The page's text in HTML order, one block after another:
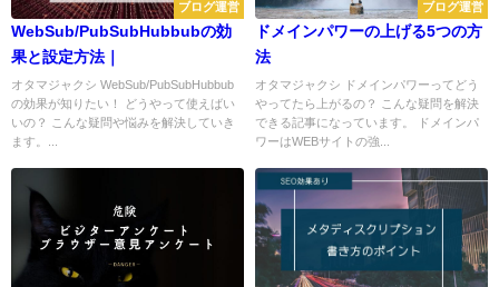
ブログ運営
WebSub/PubSubHubbubの効
果と設定方法｜
オタマジャクシ WebSub/PubSubHubbub
の効果が知りたい！ どうやって使えばい
いの？ こんな疑問や悩みを解決していき
ます。...
ブログ運営
ドメインパワーの上げる5つの方
法
オタマジャクシ ドメインパワーってどう
やってたら上がるの？ こんな疑問を解決
できる記事になっています。 ドメインパ
ワーはWEBサイトの強...